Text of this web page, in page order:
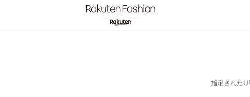
指定された